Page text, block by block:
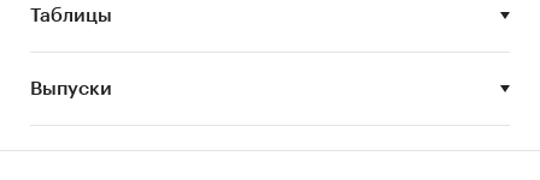
- Мороженое ароматизированное
- Пломбир
- Мороженое прочее
Таблицы
Выпуски